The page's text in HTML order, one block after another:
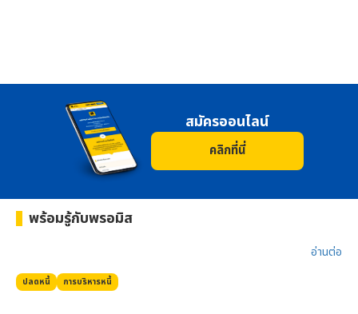
สมัครออนไลน์
คลิกที่นี่
พร้อมรู้กับพรอมิส
ปลดหนี้ การบริหารหนี้
อ่านต่อ​